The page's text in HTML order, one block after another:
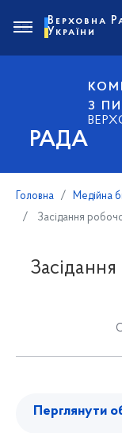
РАДА
З
Верховна
України
Головна Медійна
Засідання
Перглянути